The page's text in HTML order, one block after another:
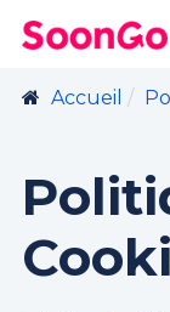
Accueil